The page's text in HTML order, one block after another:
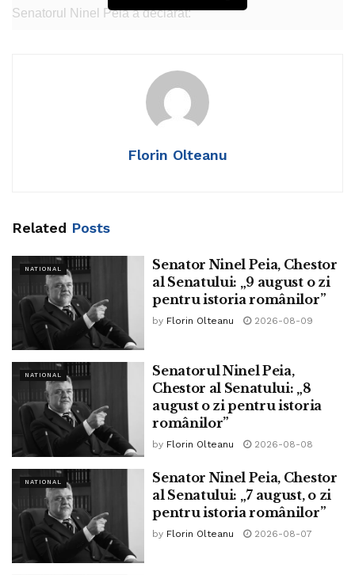
Senatorul Ninel Peia a declarat:
Îi spunem La Mulți Ani! atletei Ana Maria Ioniță.
născuse în anul 1955”Florin Olteanu
Related Posts
NATIONAL
Senator Ninel Peia, Chestor
al Senatului: „9 august o zi
pentru istoria românilor”
by Florin Olteanu 2026-08-09
NATIONAL
Senatorul Ninel Peia,
Chestor al Senatului: „8
august o zi pentru istoria
românilor”
by Florin Olteanu 2026-08-08
NATIONAL
Senator Ninel Peia, Chestor
al Senatului: „7 august, o zi
pentru istoria românilor”
by Florin Olteanu 2026-08-07